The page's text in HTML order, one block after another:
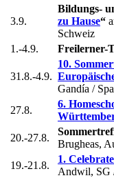
3.9.
Bildungs-
zu Hause“
Schweiz
1.-4.9.
Freilerner-
31.8.-4.9.
10.
Gandía /
27.8.
6.
20.-27.8.
Brugheas,
19.-21.8.
1.
Andwil, SG